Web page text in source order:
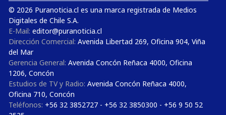
© 2026 Puranoticia.cl es una marca registrada de Medios
Digitales de Chile S.A.
E-Mail: editor@puranoticia.cl
Dirección Comercial: Avenida Libertad 269, Oficina 904, Viña
del Mar
Gerencia General: Avenida Concón Reñaca 4000, Oficina
1206, Concón
Estudios de TV y Radio: Avenida Concón Reñaca 4000,
Oficina 710, Concón
Teléfonos: +56 32 3852727 - +56 32 3850300 - +56 9 50 52